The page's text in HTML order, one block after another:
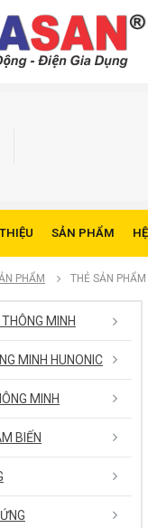
SẢN PHẨM
PHẨM THẺ SẢN PHẨM
MINH
MINH HUNONIC
MINH
BIẾN